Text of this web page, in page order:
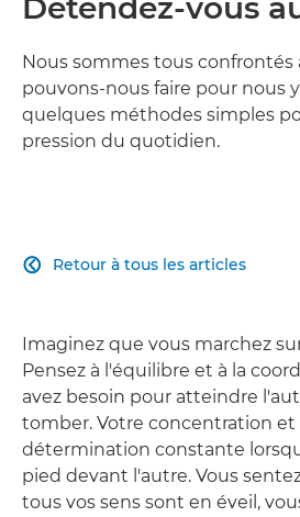
Détendez-vous
Nous sommes tous confrontés
pouvons-nous faire pour nous
quelques méthodes simples
pression du quotidien.
Retour à tous les articles

Imaginez que vous marchez
Pensez à l'équilibre et à la
avez besoin pour atteindre
tomber. Votre concentration et
détermination constante
pied devant l'autre. Vous
tous vos sens sont en éveil,